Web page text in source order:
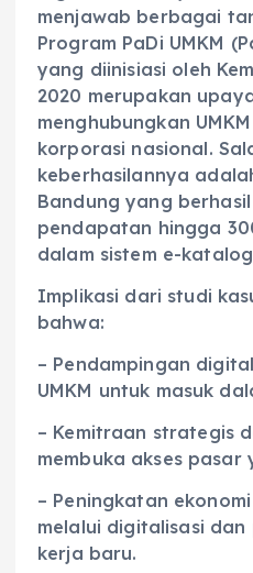
menjawab berbagai
Program PaDi UMKM
yang diinisiasi oleh
2020 merupakan
menghubungkan
korporasi nasional.
keberhasilannya
Bandung yang
pendapatan hingga
dalam sistem e-
Implikasi dari studi
bahwa:
– Pendampingan
UMKM untuk masuk
– Kemitraan strategis
membuka akses pasar
– Peningkatan
melalui digitalisasi
kerja baru.